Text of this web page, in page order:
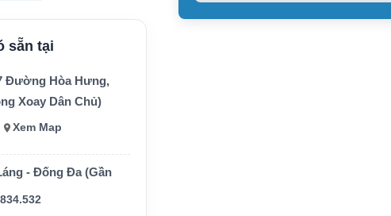
Privacy Handset
Circuit Switched Data q
2
Female
sẵn tại
Đường Hòa Hưng,
Xoay Dân Chủ)
Xem Map
- Đống Đa (Gần